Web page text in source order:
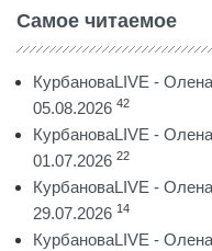
Самое читаемое
КурбановаLIVE -
05.08.2026 42
КурбановаLIVE -
01.07.2026 22
КурбановаLIVE -
29.07.2026 14
КурбановаLIVE -